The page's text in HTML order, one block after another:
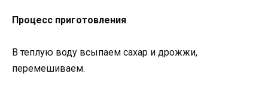
Процесс приготовления
В теплую воду всыпаем сахар и дрожжи,
перемешиваем.